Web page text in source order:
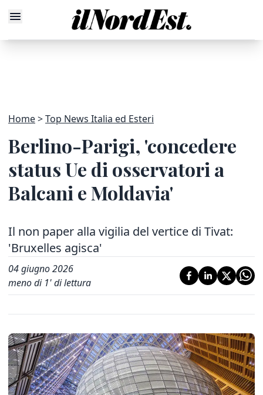
Home Top News Italia ed Esteri
Berlino-Parigi, 'concedere
status Ue di osservatori a
Balcani e Moldavia'
Il non paper alla vigilia del vertice di Tivat:
'Bruxelles agisca'
04 giugno 2026
meno di 1' di lettura